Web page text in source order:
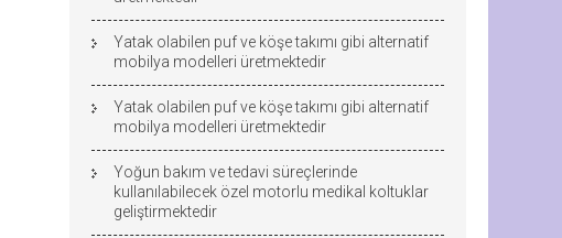
Yatak olabilen puf ve köşe takımı gibi alternatif
mobilya modelleri üretmektedir
Yatak olabilen puf ve köşe takımı gibi alternatif
mobilya modelleri üretmektedir
Yoğun bakım ve tedavi süreçlerinde
kullanılabilecek özel motorlu medikal koltuklar
geliştirmektedir